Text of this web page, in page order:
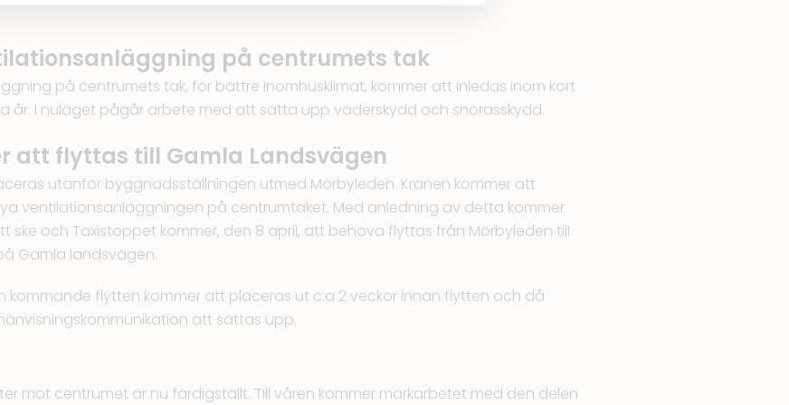
på centrumets tak
på centrumets tak, för bättre inomhusklimat, kommer att inledas inom kort
år. I nuläget pågår arbete med att sätta upp väderskydd och snörasskydd.
att flyttas till Gamla Landsvägen
utanför byggnadsställningen utmed Mörbyleden. Kranen kommer att
ventilationsanläggningen på centrumtaket. Med anledning av detta kommer
ske och Taxistoppet kommer, den 8 april, att behöva flyttas från Mörbyleden till
Gamla landsvägen.
kommande flytten kommer att placeras ut c:a 2 veckor innan flytten och då
att sättas upp.
mot centrumet är nu färdigställt. Till våren kommer markarbetet med den delen